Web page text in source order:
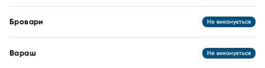
Бровари Не виконується
Вараш Не виконується